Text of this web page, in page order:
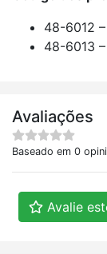
48-6012 –
48-6013 –
Avaliações
Baseado em 0
Avalie